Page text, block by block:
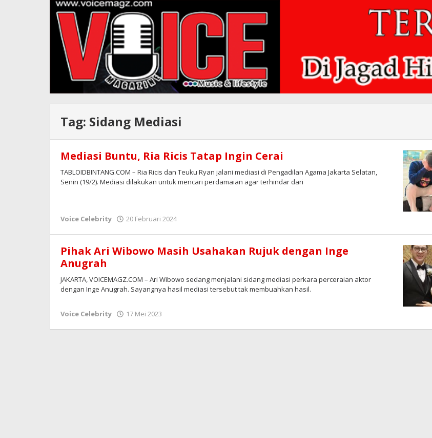
Tag: Sidang Mediasi
Mediasi Buntu, Ria Ricis Tatap Ingin Cerai
TABLOIDBINTANG.COM – Ria Ricis dan Teuku Ryan jalani mediasi di Pengadilan Agama Jakarta Selatan,
Senin (19/2). Mediasi dilakukan untuk mencari perdamaian agar terhindar dari
Voice Celebrity 20 Februari 2024
Pihak Ari Wibowo Masih Usahakan Rujuk dengan Inge
Anugrah
JAKARTA, VOICEMAGZ.COM – Ari Wibowo sedang menjalani sidang mediasi perkara perceraian aktor
dengan Inge Anugrah. Sayangnya hasil mediasi tersebut tak membuahkan hasil.
Voice Celebrity 17 Mei 2023